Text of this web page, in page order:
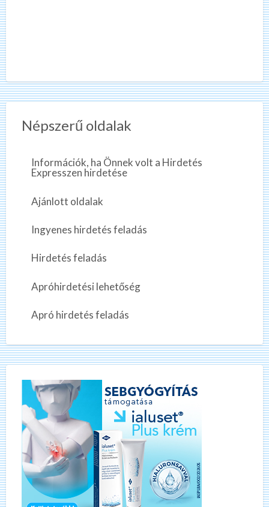
Népszerű oldalak
Információk, ha Önnek volt a Hirdetés
Expresszen hirdetése
Ajánlott oldalak
Ingyenes hirdetés feladás
Hirdetés feladás
Apróhirdetési lehetőség
Apró hirdetés feladás